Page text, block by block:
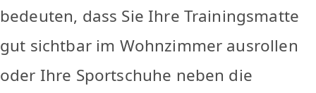
bedeuten, dass Sie Ihre Trainingsmatte
gut sichtbar im Wohnzimmer ausrollen
oder Ihre Sportschuhe neben die